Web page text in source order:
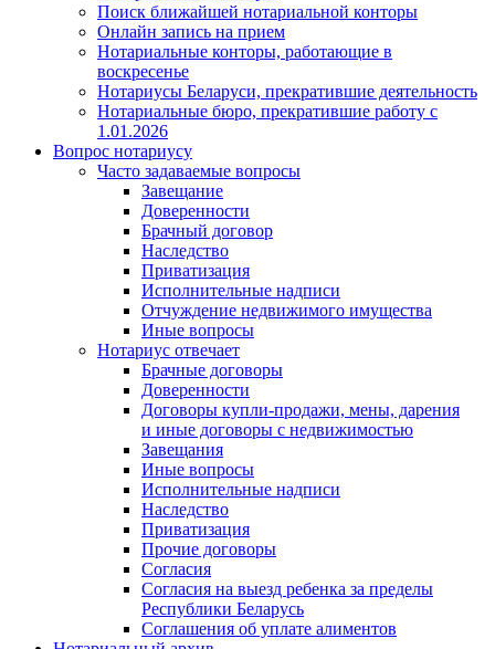
Поиск ближайшей нотариальной конторы
Онлайн запись на прием
Нотариальные конторы, работающие в
воскресенье
Нотариусы Беларуси, прекратившие деятельность
Нотариальные бюро, прекратившие работу с
1.01.2026
Вопрос нотариусу
Часто задаваемые вопросы
Завещание
Доверенности
Брачный договор
Наследство
Приватизация
Исполнительные надписи
Отчуждение недвижимого имущества
Иные вопросы
Нотариус отвечает
Брачные договоры
Доверенности
Договоры купли-продажи, мены, дарения
и иные договоры с недвижимостью
Завещания
Иные вопросы
Исполнительные надписи
Наследство
Приватизация
Прочие договоры
Согласия
Согласия на выезд ребенка за пределы
Республики Беларусь
Соглашения об уплате алиментов